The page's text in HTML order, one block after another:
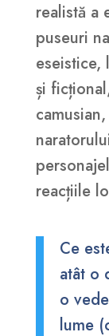
realistă a
puseuri
și
reacțiile
Ce
atât o
o
lume